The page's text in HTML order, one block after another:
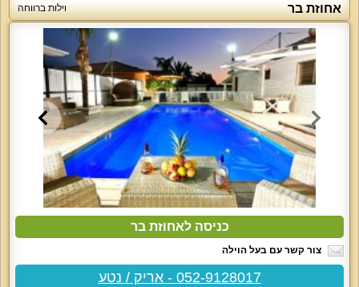
אחוזת בר וילות ברווחה
כניסה לאחוזת בר
צור קשר עם בעל הוילה
052-9128017 - אריק / נטע